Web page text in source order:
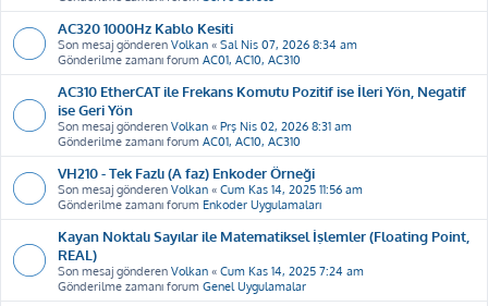
AC320 1000Hz Kablo Kesiti
Son mesaj gönderen Volkan « Sal Nis 07, 2026 8:34 am
Gönderilme zamanı forum AC01, AC10, AC310
AC310 EtherCAT ile Frekans Komutu Pozitif ise İleri Yön, Negatif
ise Geri Yön
Son mesaj gönderen Volkan « Prş Nis 02, 2026 8:31 am
Gönderilme zamanı forum AC01, AC10, AC310
VH210 - Tek Fazlı (A faz) Enkoder Örneği
Son mesaj gönderen Volkan « Cum Kas 14, 2025 11:56 am
Gönderilme zamanı forum Enkoder Uygulamaları
Kayan Noktalı Sayılar ile Matematiksel İşlemler (Floating Point,
REAL)
Son mesaj gönderen Volkan « Cum Kas 14, 2025 7:24 am
Gönderilme zamanı forum Genel Uygulamalar